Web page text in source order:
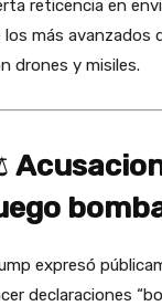
reticencia en
los más avanzados
drones y misiles.
expresó
declaraciones